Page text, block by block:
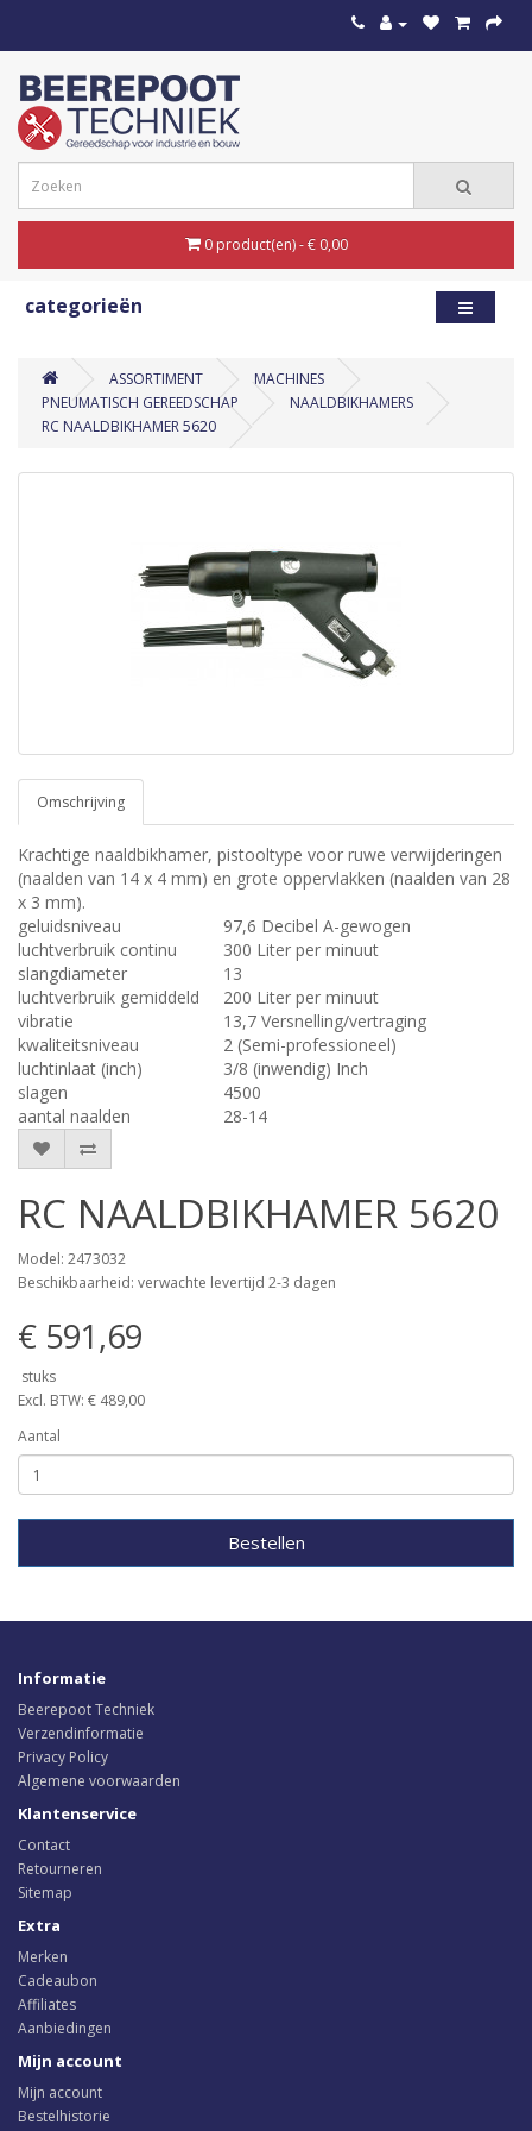
0 product(en) - € 0,00
categorieën
ASSORTIMENT
MACHINES
PNEUMATISCH GEREEDSCHAP
NAALDBIKHAMERS
RC NAALDBIKHAMER 5620
Omschrijving
Krachtige naaldbikhamer, pistooltype voor ruwe verwijderingen
(naalden van 14 x 4 mm) en grote oppervlakken (naalden van 28
x 3 mm).
geluidsniveau
97,6 Decibel A-gewogen
luchtverbruik continu
300 Liter per minuut
slangdiameter
13
luchtverbruik gemiddeld
200 Liter per minuut
vibratie
13,7 Versnelling/vertraging
kwaliteitsniveau
2 (Semi-professioneel)
luchtinlaat (inch)
3/8 (inwendig) Inch
slagen
4500
aantal naalden
28-14
RC NAALDBIKHAMER 5620
Model: 2473032
Beschikbaarheid: verwachte levertijd 2-3 dagen
€ 591,69
stuks
Excl. BTW: € 489,00
Aantal
Bestellen
Informatie
Beerepoot Techniek
Verzendinformatie
Privacy Policy
Algemene voorwaarden
Klantenservice
Contact
Retourneren
Sitemap
Extra
Merken
Cadeaubon
Affiliates
Aanbiedingen
Mijn account
Mijn account
Bestelhistorie